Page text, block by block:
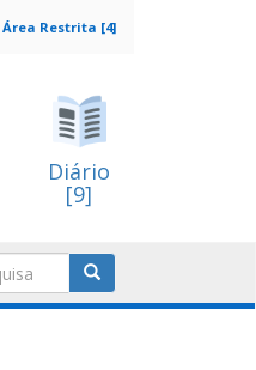
Área Restrita [4]
Diário
[9]